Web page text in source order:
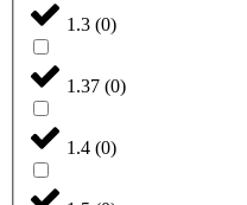
1.3 (0)
1.37 (0)
1.4 (0)